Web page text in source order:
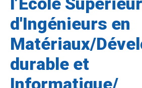
d'Ingénieurs en
Matériaux/
durable et